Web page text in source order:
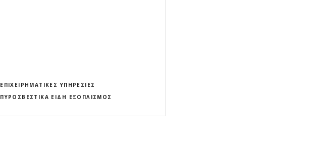
ΕΠΙΧΕΙΡΗΜΑΤΙΚΈΣ ΥΠΗΡΕΣΊΕΣ
ΠΥΡΟΣΒΕΣΤΙΚΆ ΕΊΔΗ ΕΞΟΠΛΙΣΜΌΣ